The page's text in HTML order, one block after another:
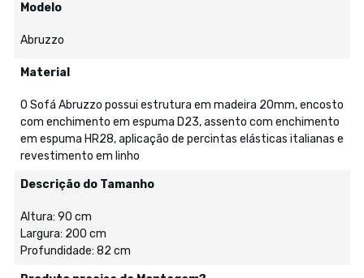
Modelo
Abruzzo
Material
O Sofá Abruzzo possui estrutura em madeira 20mm, encosto
com enchimento em espuma D23, assento com enchimento
em espuma HR28, aplicação de percintas elásticas italianas e
revestimento em linho
Descrição do Tamanho
Altura: 90 cm
Largura: 200 cm
Profundidade: 82 cm